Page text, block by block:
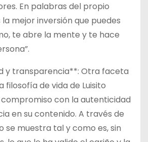
En palabras del propio
la mejor inversión que puedes
te abre la mente y te hace
y transparencia**: Otra faceta
de vida de Luisito
compromiso con la autenticidad
en su contenido. A través de
se muestra tal y como es, sin